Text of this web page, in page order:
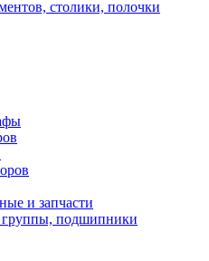
столики, полочки
и запчасти
подшипники